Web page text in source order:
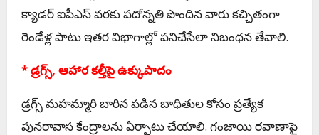
క్యాడర్ ఐపీఎస్ వరకు పదోన్నతి పొందిన వారు కచ్చితంగా
రెండేళ్ల పాటు ఇతర విభాగాల్లో పనిచేసేలా నిబంధన తేవాలి.
* డ్రగ్స్, ఆహార కల్తీపై ఉక్కుపాదం
డ్రగ్స్ మహమ్మారి బారిన పడిన బాధితుల కోసం ప్రత్యేక
పునరావాస కేంద్రాలను ఏర్పాటు చేయాలి. గంజాయి రవాణాపై